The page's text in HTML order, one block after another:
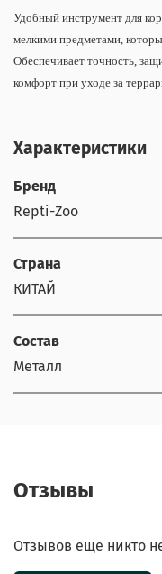
Удобный инструмент для
мелкими предметами,
Обеспечивает точность,
комфорт при уходе за
Характеристики
Бренд
Repti-Zoo
Страна
КИТАЙ
Состав
Металл
Отзывы
Отзывов еще никто